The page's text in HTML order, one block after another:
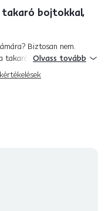
takaró bojtokkal,
Biztosan nem.
takarókat. A hideg napok
A minősé...
Olvass tovább